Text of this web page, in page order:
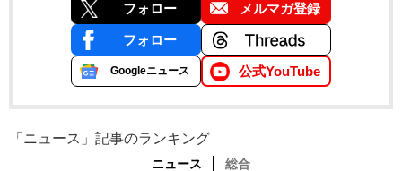
フォロー メルマガ登録
フォロー
Googleニュース 公式YouTube
「ニュース」記事のランキング
ニュース 総合